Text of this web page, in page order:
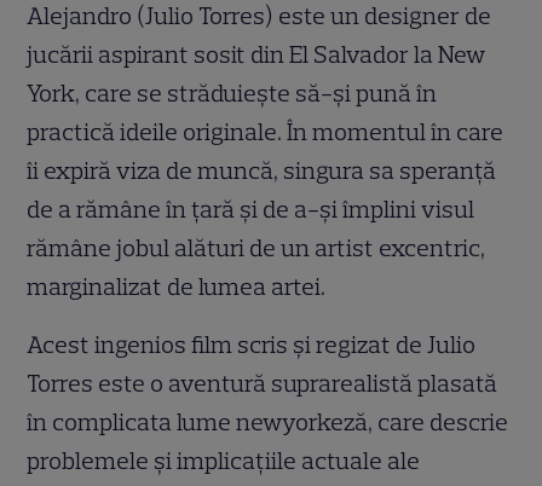
Alejandro (Julio Torres) este un designer de
jucării aspirant sosit din El Salvador la New
York, care se străduiește să-și pună în
practică ideile originale. În momentul în care
îi expiră viza de muncă, singura sa speranță
de a rămâne în țară și de a-și împlini visul
rămâne jobul alături de un artist excentric,
marginalizat de lumea artei.
Acest ingenios film scris și regizat de Julio
Torres este o aventură suprarealistă plasată
în complicata lume newyorkeză, care descrie
problemele și implicațiile actuale ale